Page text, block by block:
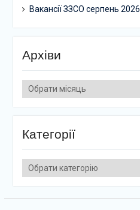
Вакансії ЗЗСО серпень 2026
Архіви
Архіви
Категорії
Категорії